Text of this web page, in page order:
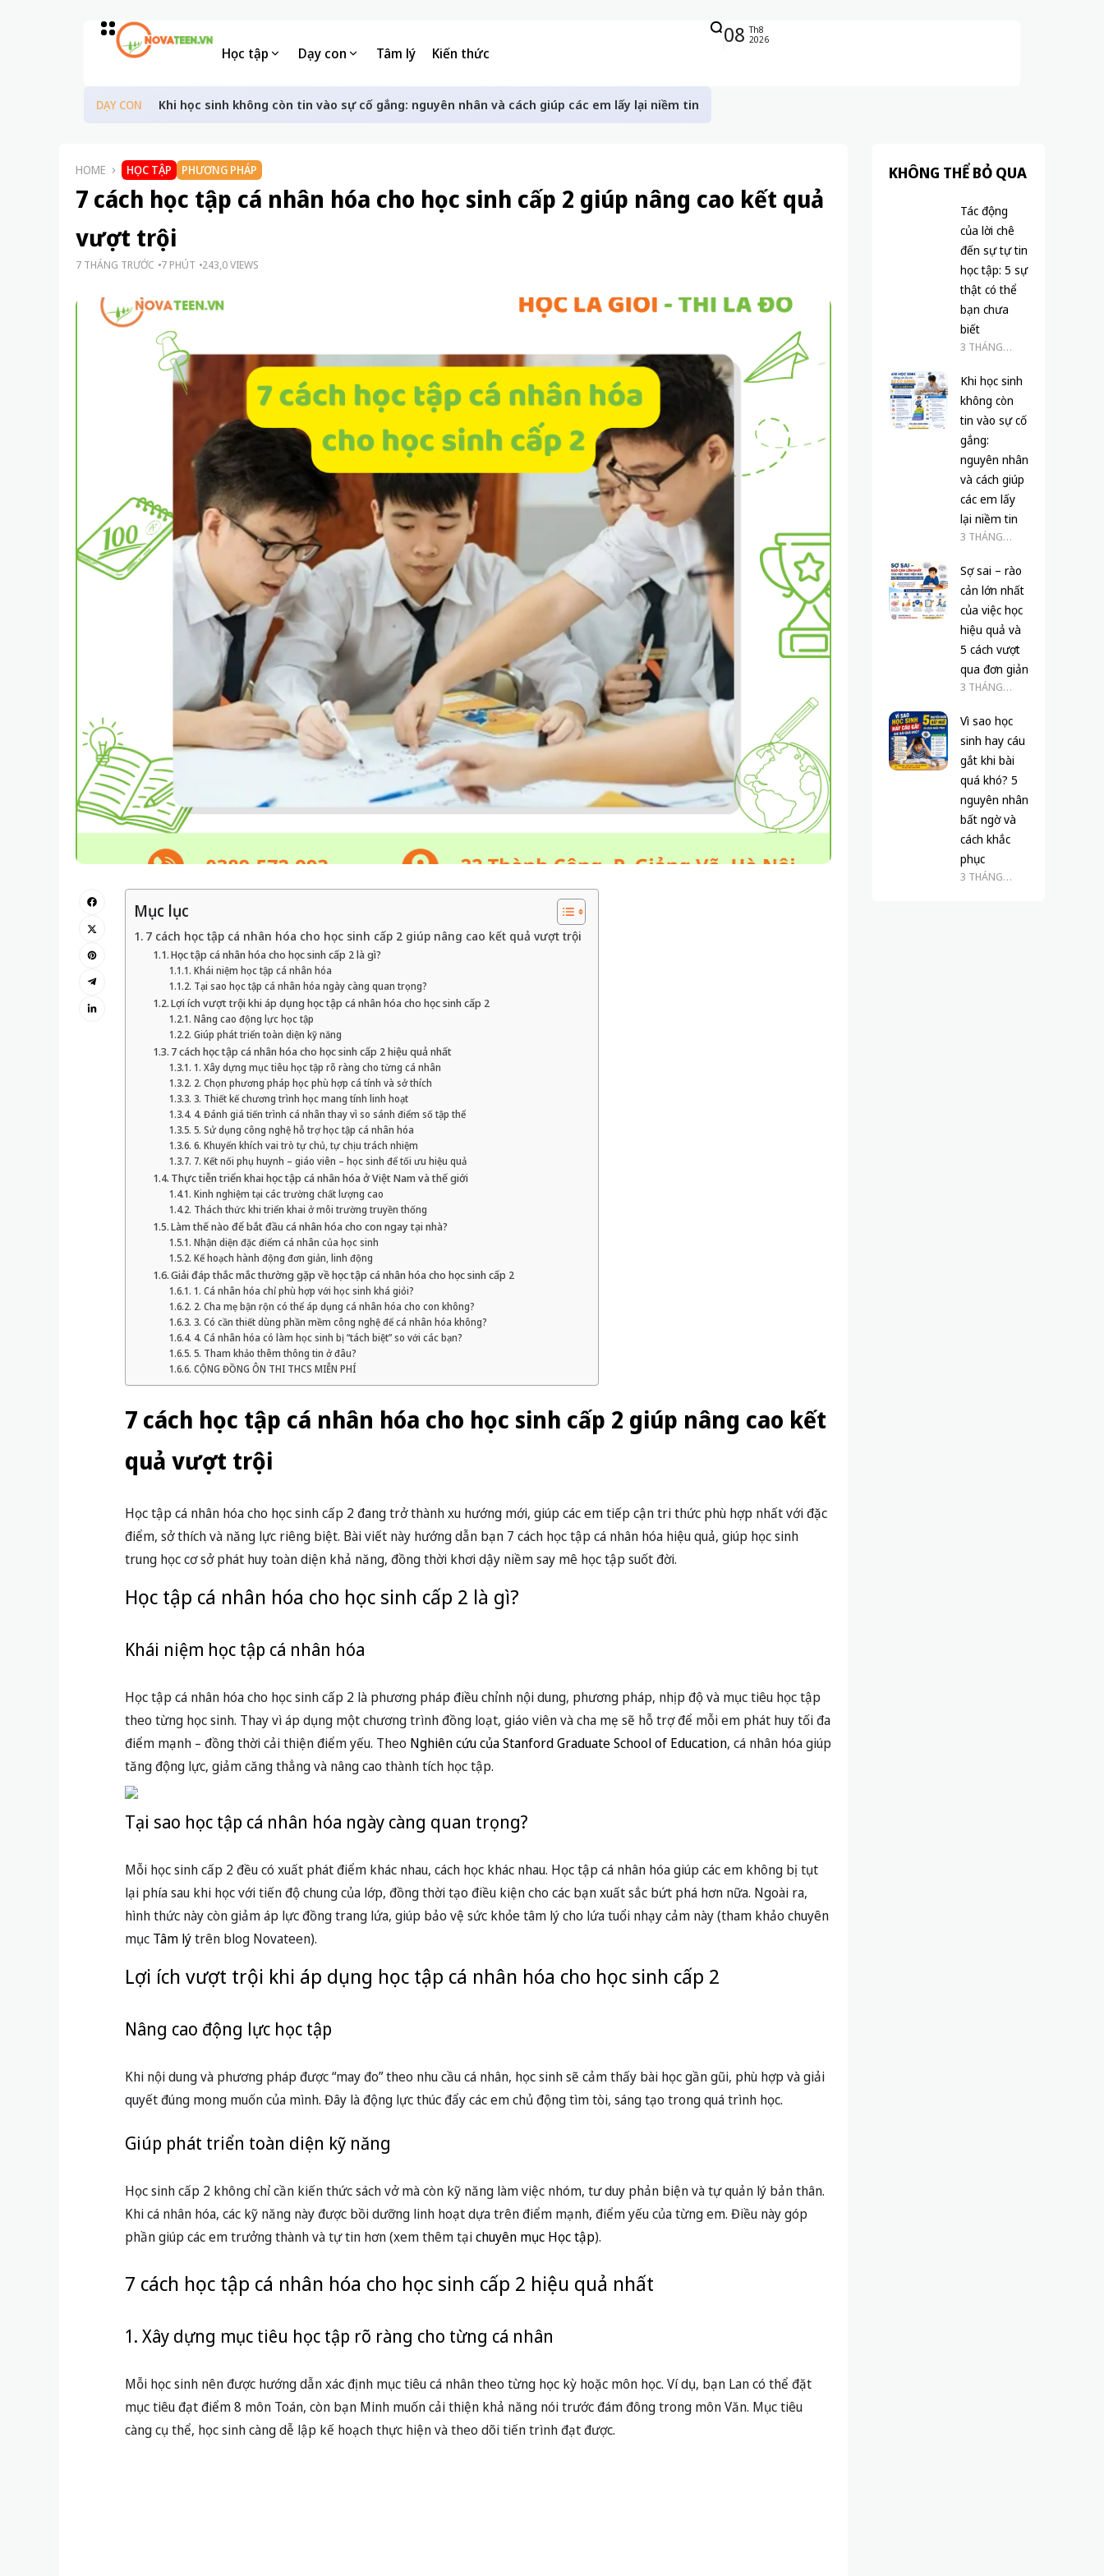
Học tập Dạy con Tâm lý Kiến thức
08 Th8
2026
DẠY CON Khi học sinh không còn tin vào sự cố gắng: nguyên nhân và cách giúp các em lấy lại niềm tin
HOME HỌC TẬP PHƯƠNG PHÁP
7 cách học tập cá nhân hóa cho học sinh cấp 2 giúp nâng cao kết quả
vượt trội
7 THÁNG TRƯỚC 7 PHÚT 243,0 VIEWS
Mục lục
7 cách học tập cá nhân hóa cho học sinh cấp 2 giúp nâng cao kết quả vượt trội
Học tập cá nhân hóa cho học sinh cấp 2 là gì?
Khái niệm học tập cá nhân hóa
Tại sao học tập cá nhân hóa ngày càng quan trọng?
Lợi ích vượt trội khi áp dụng học tập cá nhân hóa cho học sinh cấp 2
Nâng cao động lực học tập
Giúp phát triển toàn diện kỹ năng
7 cách học tập cá nhân hóa cho học sinh cấp 2 hiệu quả nhất
1. Xây dựng mục tiêu học tập rõ ràng cho từng cá nhân
2. Chọn phương pháp học phù hợp cá tính và sở thích
3. Thiết kế chương trình học mang tính linh hoạt
4. Đánh giá tiến trình cá nhân thay vì so sánh điểm số tập thể
5. Sử dụng công nghệ hỗ trợ học tập cá nhân hóa
6. Khuyến khích vai trò tự chủ, tự chịu trách nhiệm
7. Kết nối phụ huynh – giáo viên – học sinh để tối ưu hiệu quả
Thực tiễn triển khai học tập cá nhân hóa ở Việt Nam và thế giới
Kinh nghiệm tại các trường chất lượng cao
Thách thức khi triển khai ở môi trường truyền thống
Làm thế nào để bắt đầu cá nhân hóa cho con ngay tại nhà?
Nhận diện đặc điểm cá nhân của học sinh
Kế hoạch hành động đơn giản, linh động
Giải đáp thắc mắc thường gặp về học tập cá nhân hóa cho học sinh cấp 2
1. Cá nhân hóa chỉ phù hợp với học sinh khá giỏi?
2. Cha mẹ bận rộn có thể áp dụng cá nhân hóa cho con không?
3. Có cần thiết dùng phần mềm công nghệ để cá nhân hóa không?
4. Cá nhân hóa có làm học sinh bị “tách biệt” so với các bạn?
5. Tham khảo thêm thông tin ở đâu?
CỘNG ĐỒNG ÔN THI THCS MIỄN PHÍ
7 cách học tập cá nhân hóa cho học sinh cấp 2 giúp nâng cao kết
quả vượt trội
Học tập cá nhân hóa cho học sinh cấp 2 đang trở thành xu hướng mới, giúp các em tiếp cận tri thức phù hợp nhất với đặc
điểm, sở thích và năng lực riêng biệt. Bài viết này hướng dẫn bạn 7 cách học tập cá nhân hóa hiệu quả, giúp học sinh
trung học cơ sở phát huy toàn diện khả năng, đồng thời khơi dậy niềm say mê học tập suốt đời.
Học tập cá nhân hóa cho học sinh cấp 2 là gì?
Khái niệm học tập cá nhân hóa
Học tập cá nhân hóa cho học sinh cấp 2 là phương pháp điều chỉnh nội dung, phương pháp, nhịp độ và mục tiêu học tập
theo từng học sinh. Thay vì áp dụng một chương trình đồng loạt, giáo viên và cha mẹ sẽ hỗ trợ để mỗi em phát huy tối đa
điểm mạnh – đồng thời cải thiện điểm yếu. Theo Nghiên cứu của Stanford Graduate School of Education, cá nhân hóa giúp
tăng động lực, giảm căng thẳng và nâng cao thành tích học tập.
Tại sao học tập cá nhân hóa ngày càng quan trọng?
Mỗi học sinh cấp 2 đều có xuất phát điểm khác nhau, cách học khác nhau. Học tập cá nhân hóa giúp các em không bị tụt
lại phía sau khi học với tiến độ chung của lớp, đồng thời tạo điều kiện cho các bạn xuất sắc bứt phá hơn nữa. Ngoài ra,
hình thức này còn giảm áp lực đồng trang lứa, giúp bảo vệ sức khỏe tâm lý cho lứa tuổi nhạy cảm này (tham khảo chuyên
mục Tâm lýtrên blog Novateen).
Lợi ích vượt trội khi áp dụng học tập cá nhân hóa cho học sinh cấp 2
Nâng cao động lực học tập
Khi nội dung và phương pháp được “may đo” theo nhu cầu cá nhân, học sinh sẽ cảm thấy bài học gần gũi, phù hợp và giải
quyết đúng mong muốn của mình. Đây là động lực thúc đẩy các em chủ động tìm tòi, sáng tạo trong quá trình học.
KHÔNG THỂ BỎ QUA
Tác động
của lời chê
đến sự tự tin
học tập: 5 sự
thật có thể
bạn chưa
biết
3 THÁNG
Khi học sinh
không còn
tin vào sự cố
gắng:
nguyên nhân
và cách giúp
các em lấy
lại niềm tin
3 THÁNG
Sợ sai – rào
cản lớn nhất
của việc học
hiệu quả và
5 cách vượt
qua đơn giản
3 THÁNG
Vì sao học
sinh hay cáu
gắt khi bài
quá khó? 5
nguyên nhân
bất ngờ và
cách khắc
phục
3 THÁNG